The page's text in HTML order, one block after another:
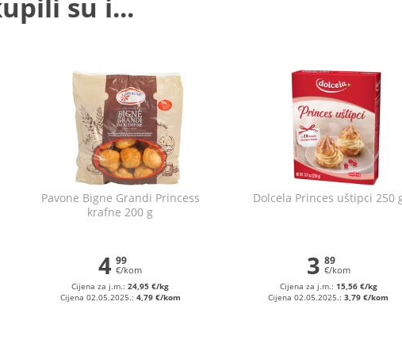
su i...
Pavone Bigne Grandi Princess
krafne 200 g
4 99
€/kom
Cijena za j.m.:24,95 €/kg
Cijena 02.05.2025.: 4,79 €/kom
Dolcela Princes uštipci 250
3 89
€/kom
Cijena za j.m.: 15,56 €/kg
Cijena 02.05.2025.:3,79 €/kom